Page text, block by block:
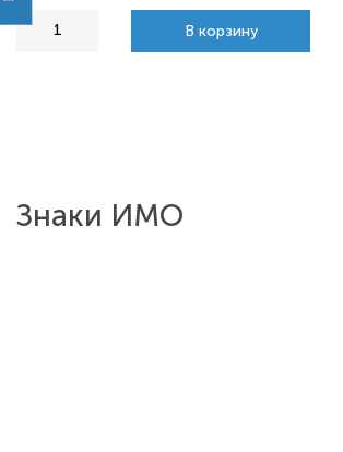
В корзину
Знаки ИМО